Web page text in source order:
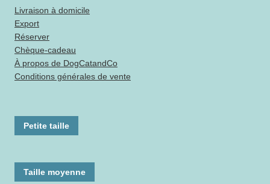
Livraison à domicile
Export
Réserver
Chèque-cadeau
À propos de DogCatandCo
Conditions générales de vente
Petite taille
Taille moyenne